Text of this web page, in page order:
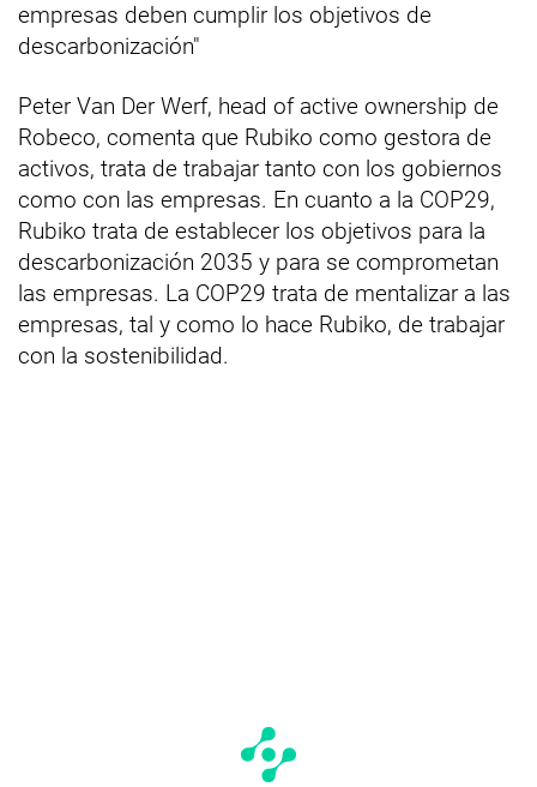
empresas deben cumplir los objetivos de
descarbonización"
Peter Van Der Werf, head of active ownership de
Robeco, comenta que Rubiko como gestora de
activos, trata de trabajar tanto con los gobiernos
como con las empresas. En cuanto a la COP29,
Rubiko trata de establecer los objetivos para la
descarbonización 2035 y para se comprometan
las empresas. La COP29 trata de mentalizar a las
empresas, tal y como lo hace Rubiko, de trabajar
con la sostenibilidad.